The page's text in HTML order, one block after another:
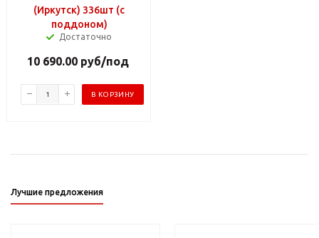
(Иркутск) 336шт (с
поддоном)
Достаточно
10 690.00руб/под
В КОРЗИНУ
Лучшие предложения